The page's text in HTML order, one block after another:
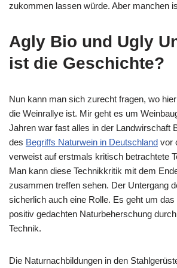
zukommen lassen würde. Aber manchen
Agly Bio und Ugly
ist die Geschichte?
Nun kann man sich zurecht fragen, wo
die Weinrallye ist. Mir geht es um
Jahren war fast alles in der Landwirschaft
des Begriffs Naturwein in Deutschland vor
verweist auf erstmals kritisch betrachtete
Man kann diese Technikkritik mit dem
zusammen treffen sehen. Der Untergang
sicherlich auch eine Rolle. Es geht um
positiv gedachten Naturbeherschung
Technik.
Die Naturnachbildungen in den